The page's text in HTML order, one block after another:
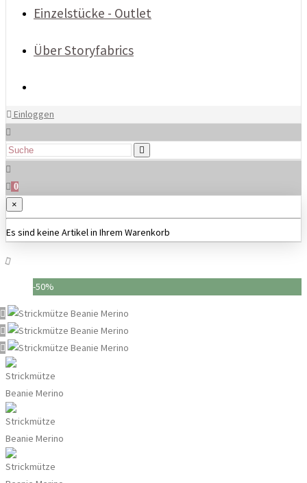
Einzelstücke - Outlet
Über Storyfabrics
Einloggen
0
×
Es sind keine Artikel in Ihrem Warenkorb
-50%